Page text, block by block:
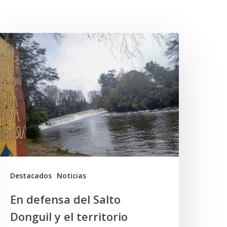
Destacados Noticias
Kuzpe
En defensa del Salto
Donguil y el territorio